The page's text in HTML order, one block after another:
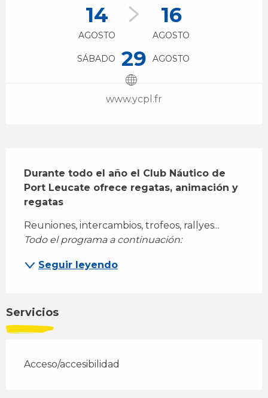
14
AGOSTO
16
AGOSTO
SÁBADO 29 AGOSTO
www.ycpl.fr
Durante todo el año el Club Náutico de
Port Leucate ofrece regatas, animación y
regatas
Reuniones, intercambios, trofeos, rallyes...
Todo el programa a continuación:
Seguir leyendo
Servicios
Acceso/accesibilidad